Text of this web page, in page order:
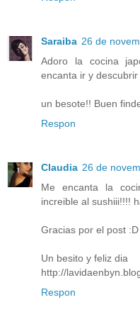
Saraiba 26 de
Adoro la cocina
encanta ir y descubrir
un besote!! Buen
Respon
Claudia 26 de
Me encanta la
increible al sushiii!!!!
Gracias por el post :D
Un besito y feliz dia
http://
Respon